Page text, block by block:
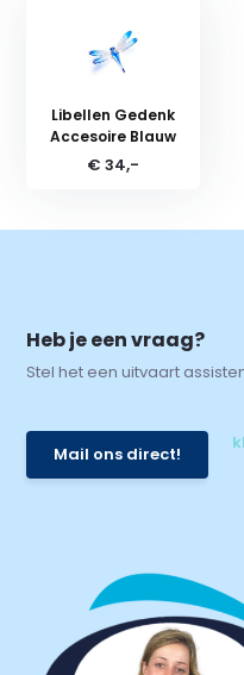
Libellen Gedenk
Accesoire Blauw
€ 34,-
Heb je een vraag?
Stel het een uitvaart
Mail ons direct!